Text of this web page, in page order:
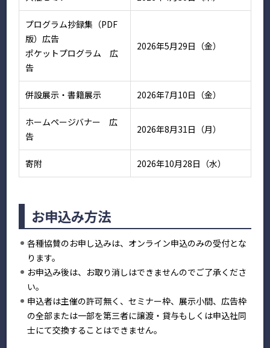
プログラム抄録集（PDF
版）広告
ポケットプログラム 広
告
2026年5月29日（金）
併設展示・書籍展示 2026年7月10日（金）
ホームページバナー 広
告
2026年8月31日（月）
寄附 2026年10月28日（水）
お申込み方法
各種協賛のお申し込みは、オンライン申込のみの受付とな
ります。
お申込み後は、お取り消しはできませんのでご了承くださ
い。
申込者は主催の許可無く、セミナー枠、展示小間、広告枠
の全部または一部を第三者に譲渡・貸与もしくは申込社同
士にて交換することはできません。